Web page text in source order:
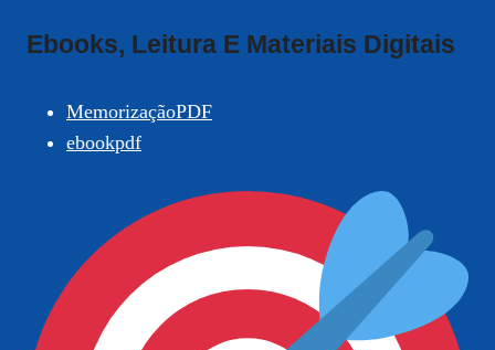
Ebooks, Leitura E Materiais Digitais
MemorizaçãoPDF
ebookpdf